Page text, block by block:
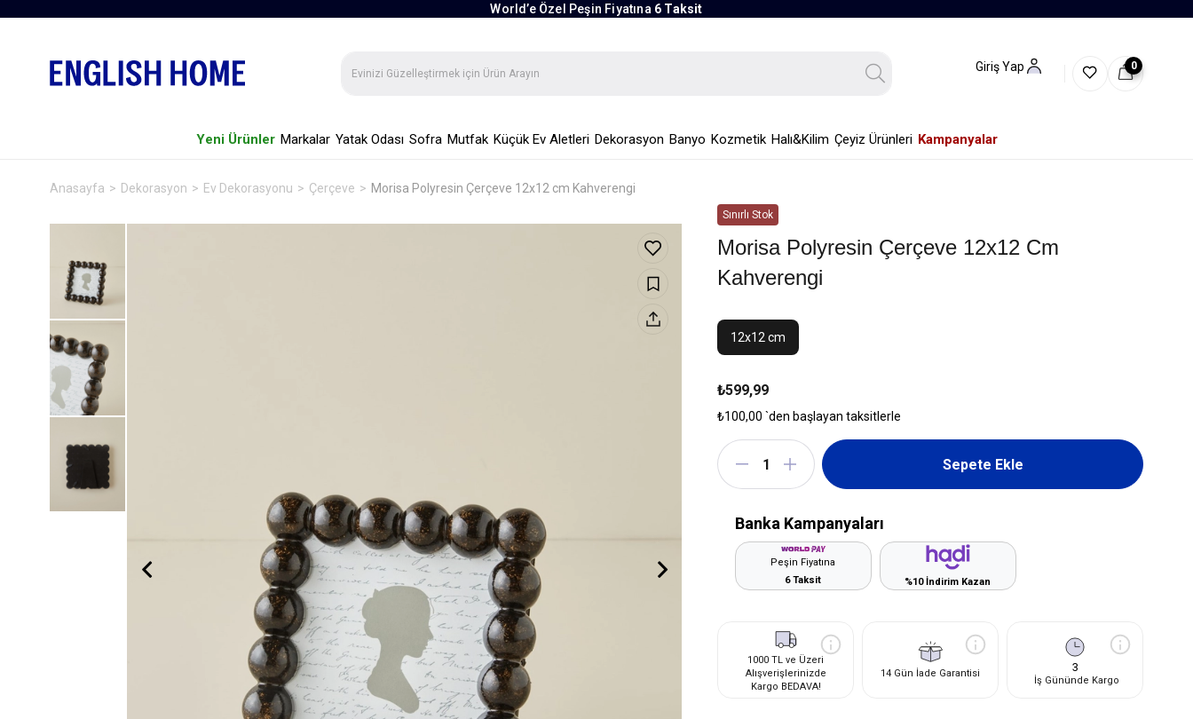
World’e Özel Peşin Fiyatına 6 Taksit
Giriş Yap 0
Yeni Ürünler Markalar Yatak Odası Sofra Mutfak Küçük Ev Aletleri Dekorasyon Banyo Kozmetik Halı&Kilim Çeyiz Ürünleri Kampanyalar
Anasayfa Dekorasyon Ev Dekorasyonu Çerçeve Morisa Polyresin Çerçeve 12x12 cm Kahverengi
Morisa Polyresin Çerçeve 12x12 Cm
Kahverengi
12x12 cm
₺599,99
₺100,00 `den başlayan taksitlerle
Banka Kampanyaları
Peşin Fiyatına
6 Taksit
%10 İndirim Kazan
1000 TL ve Üzeri
Alışverişlerinizde
Kargo BEDAVA!
14 Gün İade Garantisi 3
İş Gününde Kargo